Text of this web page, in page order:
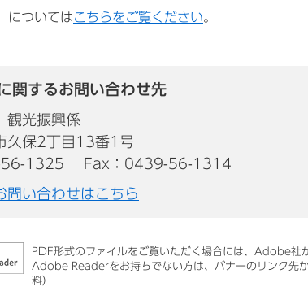
についてはこちらをご覧ください。
関するお問い合わせ先
観光振興係
久保2丁目13番1号
1325
Fax：0439-56-1314
問い合わせはこちら
PDF形式のファイルをご覧いただく場合には、Adobe社
Adobe Readerをお持ちでない方は、バナーのリンク先
料）